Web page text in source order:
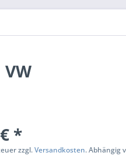
*
zzgl.Versandkosten. Abhängig